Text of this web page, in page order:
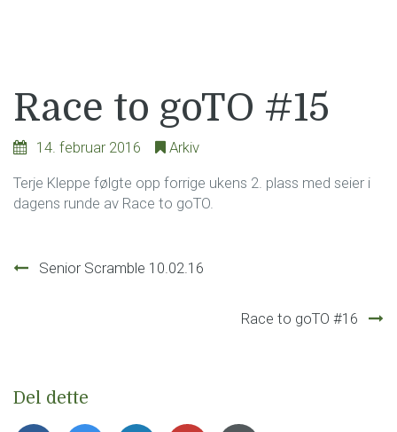
Race to goTO #15
14. februar 2016
Arkiv
Terje Kleppe følgte opp forrige ukens 2. plass med seier i
dagens runde av Race to goTO.
Innleggsnavigasjon
Senior Scramble 10.02.16
Race to goTO #16
Del dette